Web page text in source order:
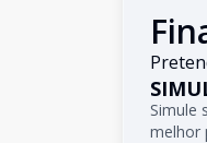
Simule
melhor